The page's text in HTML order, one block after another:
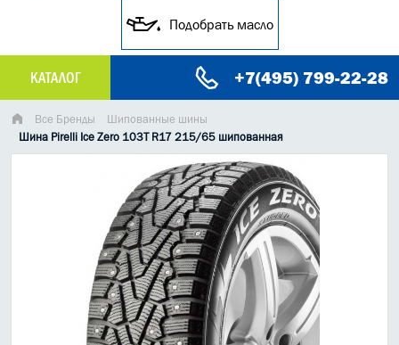
Подобрать масло
КАТАЛОГ +7(495) 799-22-28
МАСЛО МОТОРНОЕ
ГРУЗОВЫЕ МАСЛА
ГИДРАВЛИЧЕСКИЕ МАСЛА
МАСЛО В КОРОБКУ
КОНСИСТЕНТНАЯ СМАЗКА
БОЧКИ МАСЛА
Все Бренды
Шипованные шины
Шина Pirelli Ice Zero 103T R17 215/65 шипованная